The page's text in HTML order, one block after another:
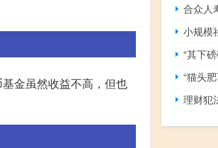
金虽然收益不高，但也
合众人
小规模
“其下
“猫头
理财犯